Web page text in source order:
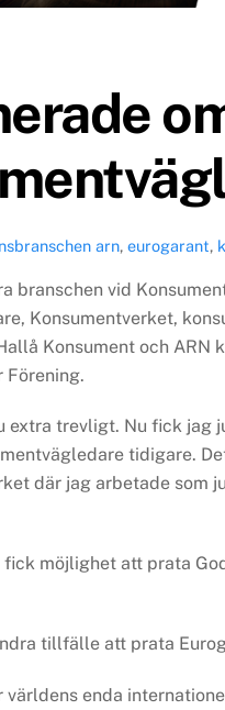
arn,eurogarant,
branschen vid
Konsumentverket,
Konsument och ARN
Förening.
extra trevligt. Nu fick jag
tidigare.
där jag arbetade som
fick möjlighet att prata
tillfälle att prata
världens enda